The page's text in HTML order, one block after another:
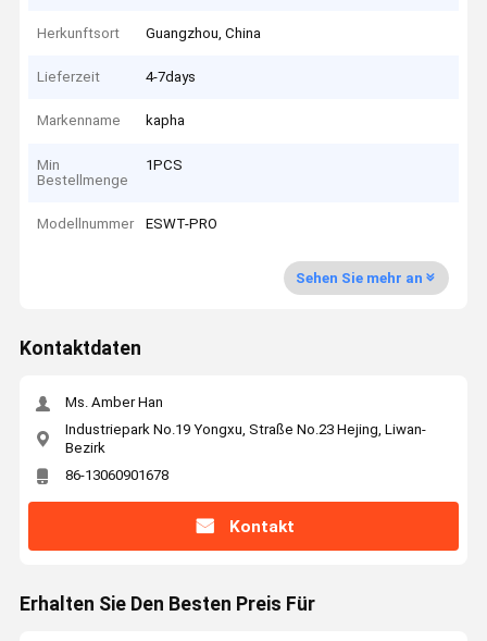
Herkunftsort Guangzhou, China
Lieferzeit 4-7days
Markenname kapha
Min
Bestellmenge
1PCS
Modellnummer ESWT-PRO
Sehen Sie mehr an
Kontaktdaten
Ms. Amber Han
Industriepark No.19 Yongxu, Straße No.23 Hejing, Liwan-
Bezirk
86-13060901678
Kontakt
Erhalten Sie Den Besten Preis Für